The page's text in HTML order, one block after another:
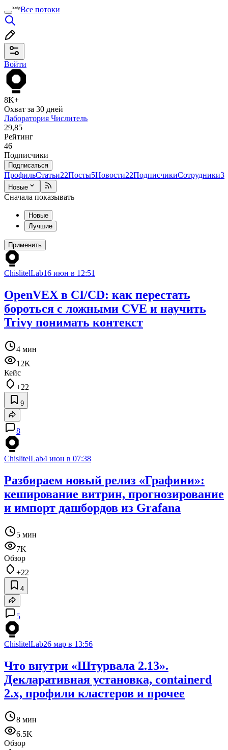
Все потоки
Войти
8K+
Охват за 30 дней
Лаборатория Числитель
29,85
Рейтинг
46
Подписчики
Подписаться
ПрофильСтатьи22Посты5Новости22ПодписчикиСотрудники3
Новые
Сначала показывать
Новые
Лучшие
Применить
ChislitelLab16 июн в 12:51
OpenVEX в CI/CD: как перестать
бороться с ложными CVE и научить
Trivy понимать контекст
4 мин
12K
Кейс
+22
9
8
ChislitelLab4 июн в 07:38
Разбираем новый релиз «Графини»:
кеширование витрин, прогнозирование
и импорт дашбордов из Grafana
5 мин
7K
Обзор
+22
4
5
ChislitelLab26 мар в 13:56
Что внутри «Штурвала 2.13».
Декларативная установка, containerd
2.x, профили кластеров и прочее
8 мин
6.5K
Обзор